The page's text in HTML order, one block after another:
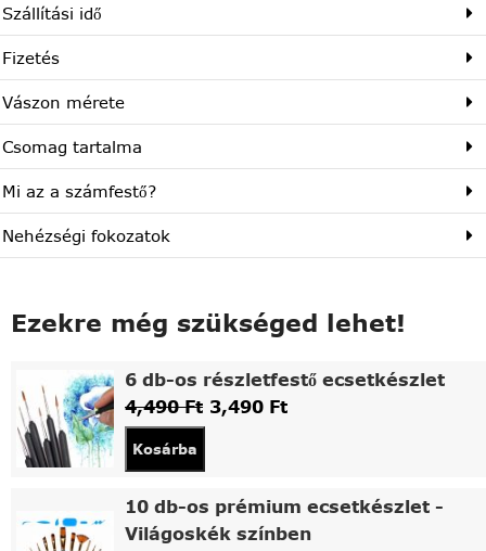
Szállítási idő
Fizetés
Vászon mérete
Csomag tartalma
Mi az a számfestő?
Nehézségi fokozatok
Ezekre még szükséged lehet!
6 db-os részletfestő ecsetkészlet
4,490Ft 3,490 Ft
Kosárba
10 db-os prémium ecsetkészlet -
Világoskék színben